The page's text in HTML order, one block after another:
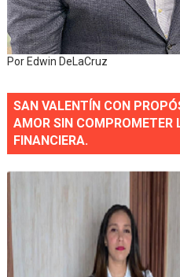
Por Edwin DeLaCruz
SAN VALENTÍN CON
AMOR SIN COMPROMETER
FINANCIERA.